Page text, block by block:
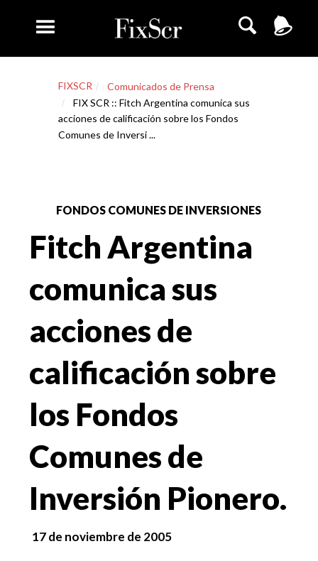
FIXSCR
Comunicados de Prensa
FIX SCR :: Fitch Argentina comunica sus
acciones de calificación sobre los Fondos
Comunes de Inversi ...
FONDOS COMUNES DE INVERSIONES
Fitch Argentina
comunica sus
acciones de
calificación sobre
los Fondos
Comunes de
Inversión Pionero.
17 de noviembre de 2005